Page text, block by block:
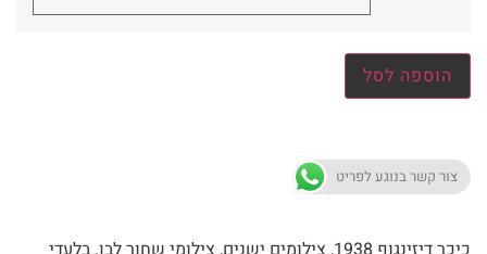
הוספה לסל
צור קשר בנוגע לפריט